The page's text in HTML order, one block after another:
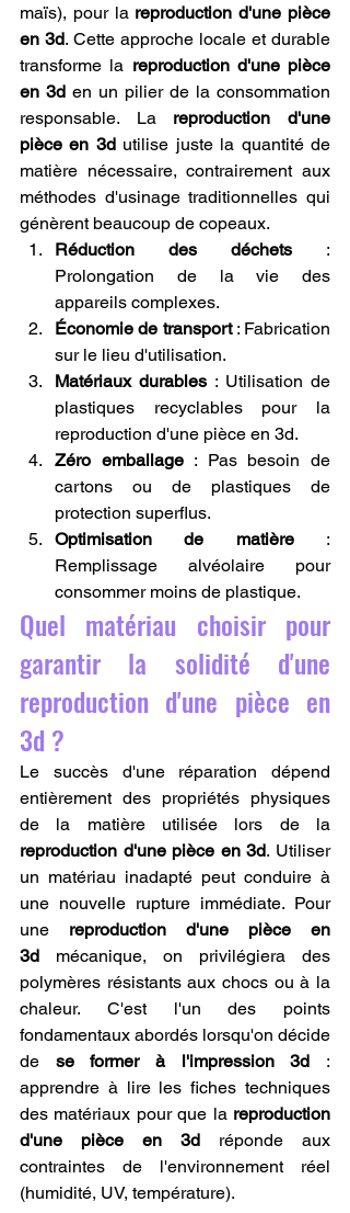
maïs), pour la reproduction d'une pièce
en 3d. Cette approche locale et durable
transforme la reproduction d'une pièce
en 3d en un pilier de la consommation
responsable. La reproduction d'une
pièce en 3d utilise juste la quantité de
matière nécessaire, contrairement aux
méthodes d'usinage traditionnelles qui
génèrent beaucoup de copeaux.
Réduction des déchets :
Prolongation de la vie des
appareils complexes.
Économie de transport : Fabrication
sur le lieu d'utilisation.
Matériaux durables : Utilisation de
plastiques recyclables pour la
reproduction d'une pièce en 3d.
Zéro emballage : Pas besoin de
cartons ou de plastiques de
protection superflus.
Optimisation de matière :
Remplissage alvéolaire pour
consommer moins de plastique.
Quel matériau choisir pour
garantir la solidité d'une
reproduction d'une pièce en
3d ?
Le succès d'une réparation dépend
entièrement des propriétés physiques
reproduction d'une pièce en 3d. Utiliser
un matériau inadapté peut conduire à
une nouvelle rupture immédiate. Pour
une reproduction d'une pièce en
3d mécanique, on privilégiera des
polymères résistants aux chocs ou à la
chaleur. C'est l'un des points
fondamentaux abordés lorsqu'on décide
de se former à l'impression 3d :
apprendre à lire les fiches techniques
des matériaux pour que la reproduction
d'une pièce en 3d réponde aux
contraintes de l'environnement réel
(humidité, UV, température).